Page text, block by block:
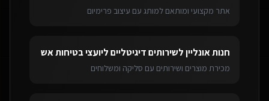
אתר מקצועי ומותאם למותג עם עיצוב פרימיום
חנות אונלייןלשירותים דיגיטליים ליועצי בטיחות אש
מכירת מוצרים ושירותים עם סליקה ומשלוחים